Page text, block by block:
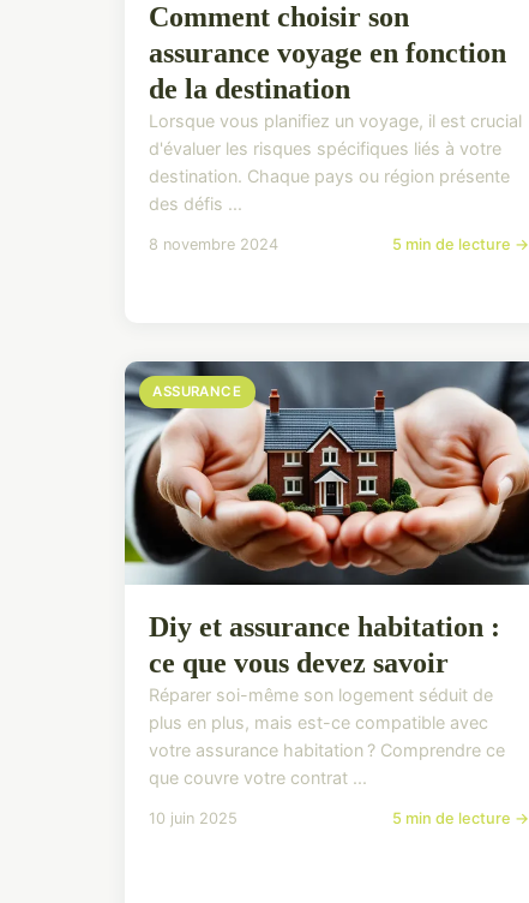
Comment choisir son
assurance voyage en fonction
de la destination
Lorsque vous planifiez un voyage, il est crucial
d'évaluer les risques spécifiques liés à votre
destination. Chaque pays ou région présente
des défis ...
8 novembre 2024 5 min de lecture →
ASSURANCE
Diy et assurance habitation :
ce que vous devez savoir
Réparer soi-même son logement séduit de
plus en plus, mais est-ce compatible avec
votre assurance habitation ? Comprendre ce
que couvre votre contrat ...
10 juin 2025 5 min de lecture →